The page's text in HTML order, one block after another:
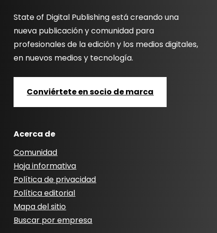
State of Digital Publishing está creando una
nueva publicación y comunidad para
profesionales de la edición y los medios digitales,
en nuevos medios y tecnología.
Conviértete en socio de marca
Acerca de
Comunidad
Hoja informativa
Política de privacidad
Política editorial
Mapa del sitio
Buscar por empresa